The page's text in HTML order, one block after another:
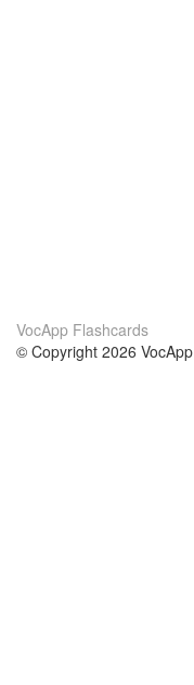
VocApp Flashcards
© Copyright 2026 VocApp